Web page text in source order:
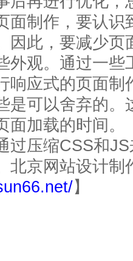
面制作，要认
因此，要减少
外观。通过一
响应式的页面
是可以舍弃的
加载的时间。
过压缩CSS和
北京网站设计
】